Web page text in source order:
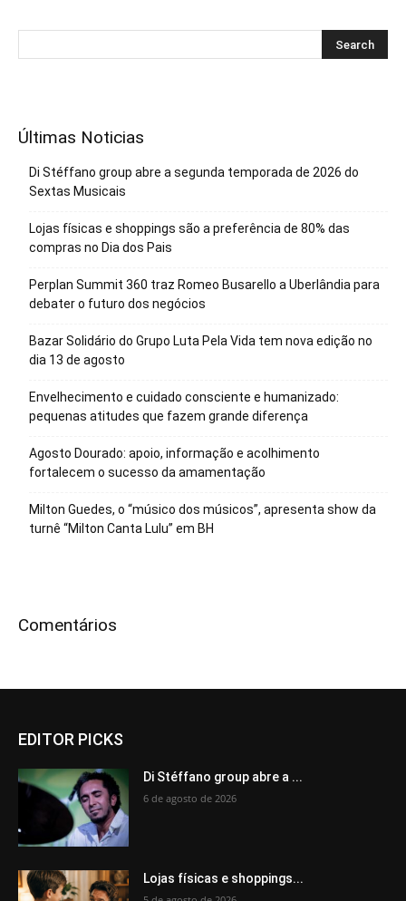
Últimas Noticias
Di Stéffano group abre a segunda temporada de 2026 do
Sextas Musicais
Lojas físicas e shoppings são a preferência de 80% das
compras no Dia dos Pais
Perplan Summit 360 traz Romeo Busarello a Uberlândia para
debater o futuro dos negócios
Bazar Solidário do Grupo Luta Pela Vida tem nova edição no
dia 13 de agosto
Envelhecimento e cuidado consciente e humanizado:
pequenas atitudes que fazem grande diferença
Agosto Dourado: apoio, informação e acolhimento
fortalecem o sucesso da amamentação
Milton Guedes, o “músico dos músicos”, apresenta show da
turnê “Milton Canta Lulu” em BH
Comentários
EDITOR PICKS
Di Stéffano group abre a ...
6 de agosto de 2026
Lojas físicas e shoppings...